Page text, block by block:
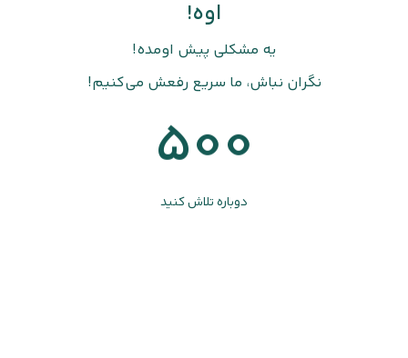
اوه!
یه مشکلی پیش اومده!
نگران نباش، ما سریع رفعش می‌کنیم!
500
دوباره تلاش کنید